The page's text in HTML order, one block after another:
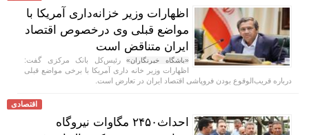
اظهارات وزیر خزانه‌داری آمریکا با
مواضع قبلی وی درخصوص اقتصاد
ایران متناقض است
«باشگاه خبرنگاران»رئیس‌کل بانک مرکزی گفت:
اظهارات وزیر خانه داری آمریکا با برخی مواضع قبلی
درباره قریب‌الوقوع بودن فروپاشی اقتصاد ایران در تعارض است.
اقتصادی
احداث۲۴۵۰ مگاوات نیروگاه